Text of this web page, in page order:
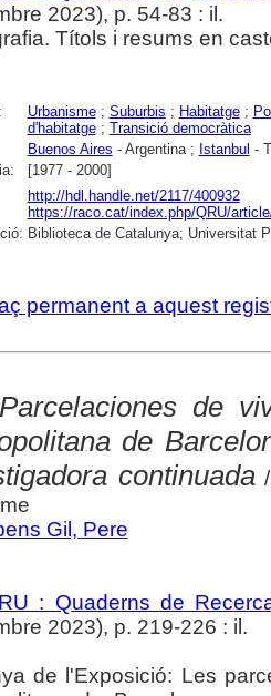
2023), p. 54-83 : il.
Títols i resums en
Urbanisme; Suburbis ; Habitatge;
d'habitatge; Transició democràtica
Buenos Aires - Argentina ; Istanbul -
[1977 - 2000]
http://hdl.handle.net/2117/400932
https://raco.cat/index.php/QRU/
Biblioteca de Catalunya; Universitat
permanent a aquest
de
de
continuada/
Gil, Pere
: Quaderns de
2023), p. 219-226 : il.
de l'Exposició: Les